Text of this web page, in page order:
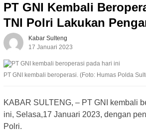
PT GNI Kembali
TNI Polri Lakukan
Kabar Sulteng
17 Januari 2023
PT GNI kembali beroperasi. (Foto: Humas Polda
KABAR SULTENG, – PT GNI kembali
ini, Selasa,17 Januari 2023, dengan
Polri.